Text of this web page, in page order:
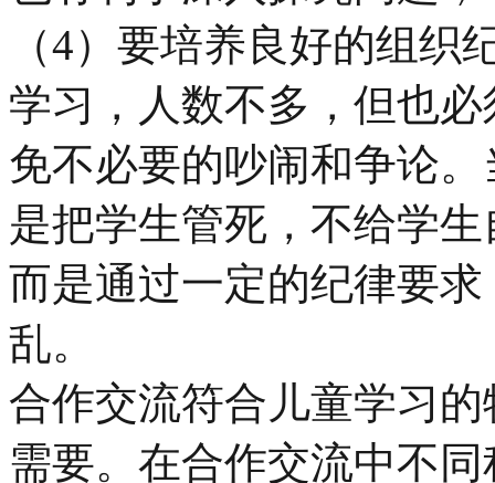
（4）要培养良好的组
学习，人数不多，但也
免不必要的吵闹和争论
是把学生管死，不给学
而是通过一定的纪律要
乱。
合作交流符合儿童学习
需要。在合作交流中不